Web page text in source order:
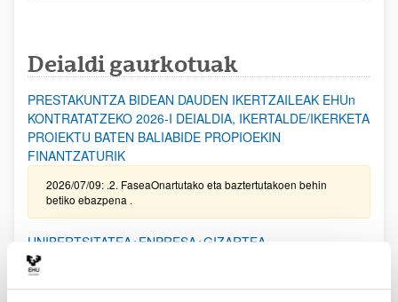
Deialdi gaurkotuak
PRESTAKUNTZA BIDEAN DAUDEN IKERTZAILEAK EHUn
KONTRATATZEKO 2026-I DEIALDIA, IKERTALDE/IKERKETA
PROIEKTU BATEN BALIABIDE PROPIOEKIN
FINANTZATURIK
2026/07/09: .2. FaseaOnartutako eta baztertutakoen behin
betiko ebazpena .
UNIBERTSITATEA+ENPRESA+GIZARTEA
HARREMANAREN INPAKTUA EX POST EBALUATZEKO
PROIEKTUEN DEIALDIA